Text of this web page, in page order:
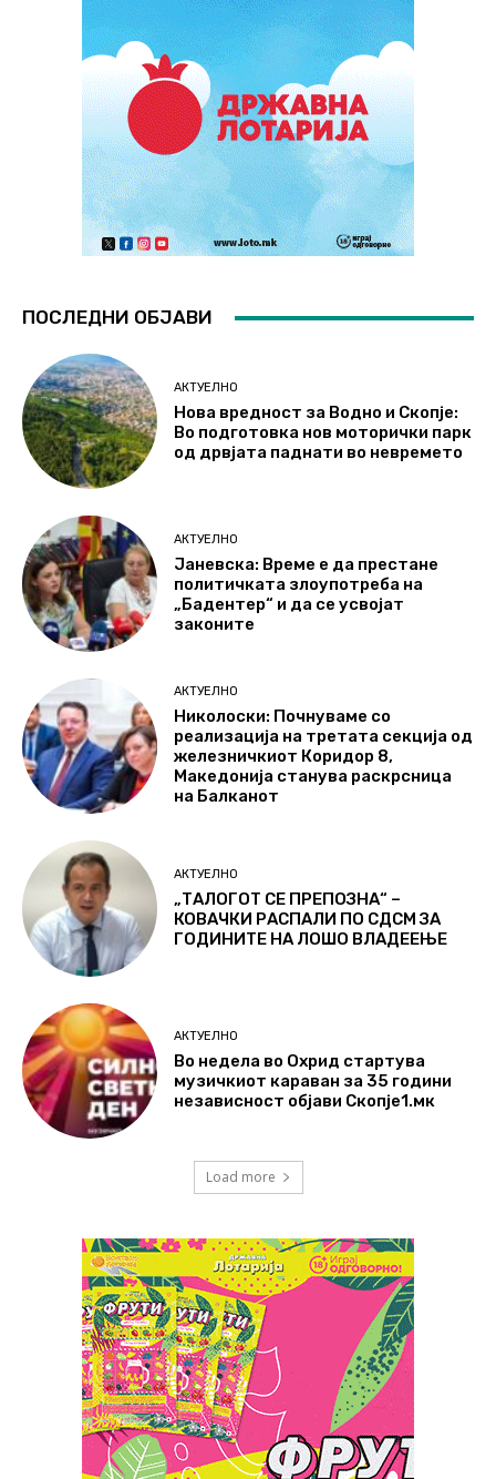
ПОСЛЕДНИ ОБЈАВИ
АКТУЕЛНО
Нова вредност за Водно и Скопје:
Во подготовка нов моторички парк
од дрвјата паднати во невремето
АКТУЕЛНО
Јаневска: Време е да престане
политичката злоупотреба на
„Бадентер“ и да се усвојат
законите
АКТУЕЛНО
Николоски: Почнуваме со
реализација на третата секција од
железничкиот Коридор 8,
Македонија станува раскрсница
на Балканот
АКТУЕЛНО
„ТАЛОГОТ СЕ ПРЕПОЗНА“ –
КОВАЧКИ РАСПАЛИ ПО СДСМ ЗА
ГОДИНИТЕ НА ЛОШО ВЛАДЕЕЊЕ
АКТУЕЛНО
Во недела во Охрид стартува
музичкиот караван за 35 години
независност објави Скопје1.мк
Load more